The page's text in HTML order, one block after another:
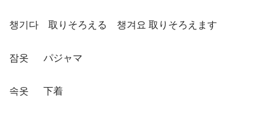
챙기다 取りそろえる 챙겨요 取りそろえます
잠옷 パジャマ
속옷 下着